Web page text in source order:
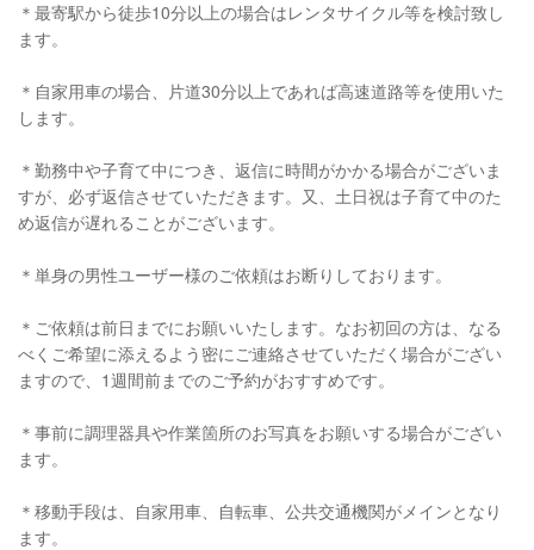
＊最寄駅から徒歩10分以上の場合はレンタサイクル等を検討致し
ます。
＊自家用車の場合、片道30分以上であれば高速道路等を使用いた
します。
＊勤務中や子育て中につき、返信に時間がかかる場合がございま
すが、必ず返信させていただきます。又、土日祝は子育て中のた
め返信が遅れることがございます。
＊単身の男性ユーザー様のご依頼はお断りしております。
＊ご依頼は前日までにお願いいたします。なお初回の方は、なる
べくご希望に添えるよう密にご連絡させていただく場合がござい
ますので、1週間前までのご予約がおすすめです。
＊事前に調理器具や作業箇所のお写真をお願いする場合がござい
ます。
＊移動手段は、自家用車、自転車、公共交通機関がメインとなり
ます。